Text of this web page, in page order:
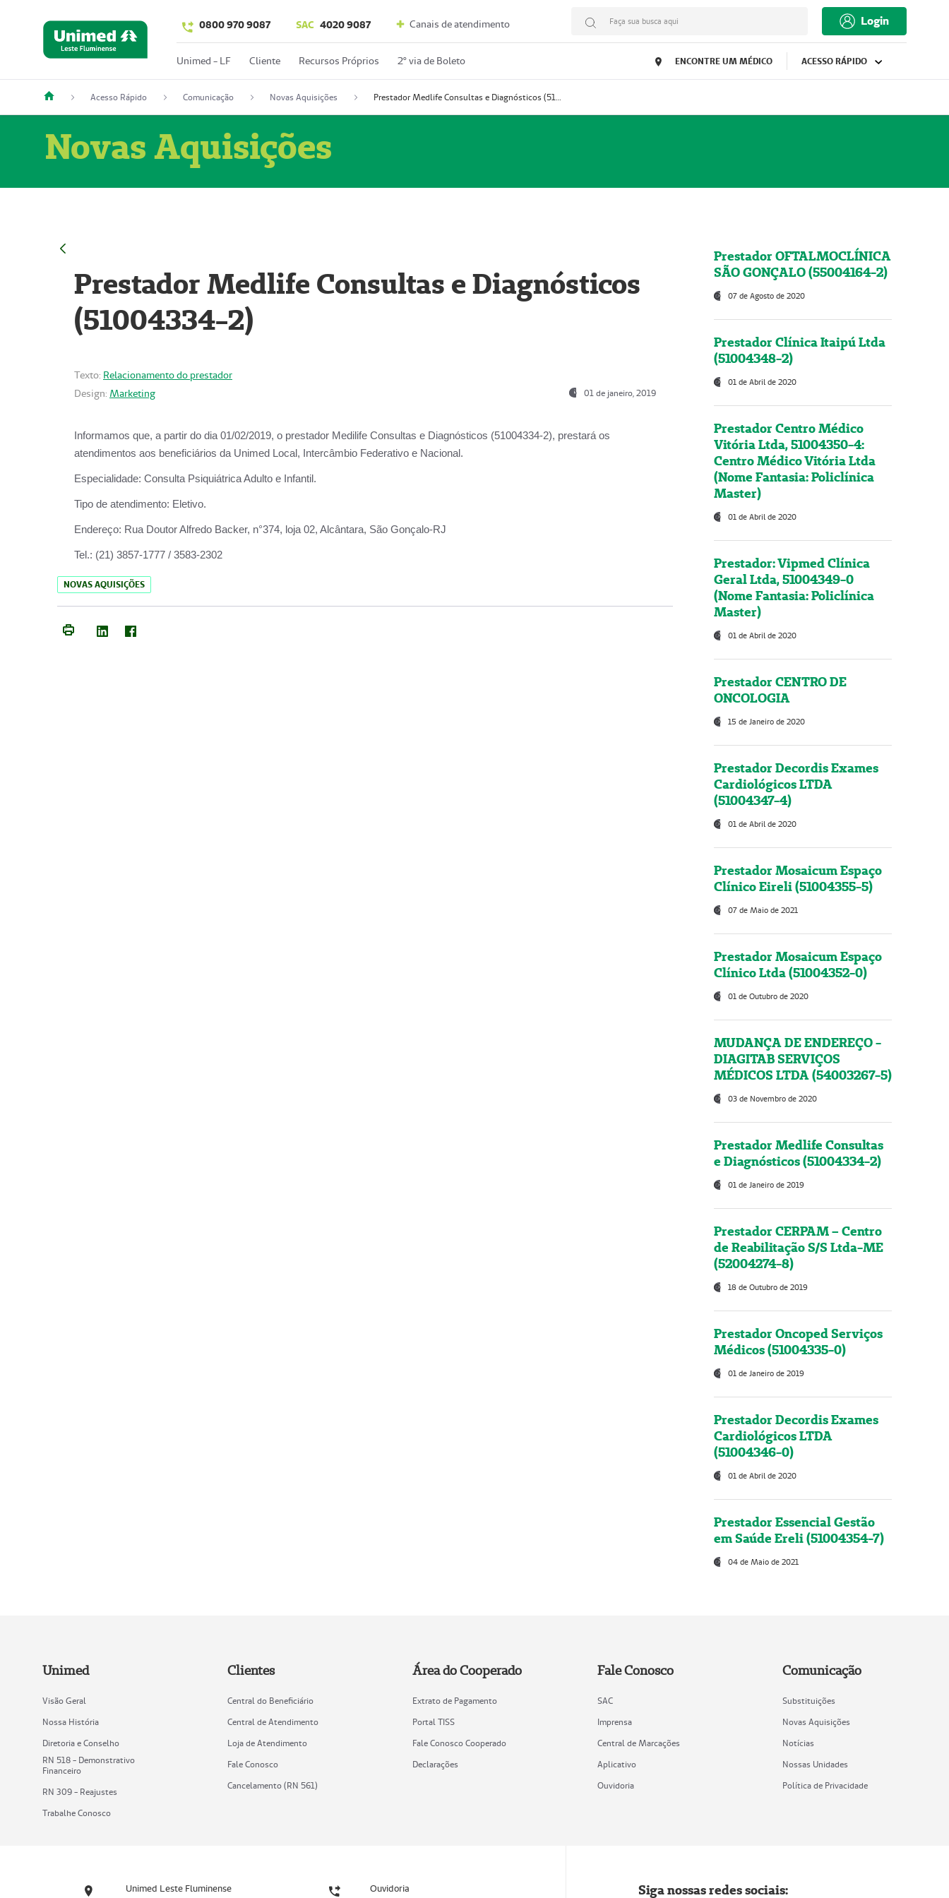
0800 970 9087 SAC 4020 9087 Canais de atendimento Faça sua busca aqui Login
Unimed - LF Cliente Recursos Próprios 2º via de Boleto ENCONTRE UM MÉDICO ACESSO RÁPIDO
Acesso Rápido Comunicação Novas Aquisições Prestador Medlife Consultas e Diagnósticos (51004334-2)
Novas Aquisições
Prestador Medlife Consultas e Diagnósticos
(51004334-2)
Texto: Relacionamento do prestador
Design: Marketing 01 de janeiro, 2019
Informamos que, a partir do dia 01/02/2019, o prestador Medilife Consultas e Diagnósticos (51004334-2), prestará os
atendimentos aos beneficiários da Unimed Local, Intercâmbio Federativo e Nacional.
Especialidade: Consulta Psiquiátrica Adulto e Infantil.
Tipo de atendimento: Eletivo.
Endereço: Rua Doutor Alfredo Backer, n°374, loja 02, Alcântara, São Gonçalo-RJ
Tel.: (21) 3857-1777 / 3583-2302
NOVAS AQUISIÇÕES
Prestador OFTALMOCLÍNICA
SÃO GONÇALO (55004164-2)
07 de Agosto de 2020
Prestador Clínica Itaipú Ltda
(51004348-2)
01 de Abril de 2020
Prestador Centro Médico
Vitória Ltda, 51004350-4:
Centro Médico Vitória Ltda
(Nome Fantasia: Policlínica
Master)
01 de Abril de 2020
Prestador: Vipmed Clínica
Geral Ltda, 51004349-0
(Nome Fantasia: Policlínica
Master)
01 de Abril de 2020
Prestador CENTRO DE
ONCOLOGIA
15 de Janeiro de 2020
Prestador Decordis Exames
Cardiológicos LTDA
(51004347-4)
01 de Abril de 2020
Prestador Mosaicum Espaço
Clínico Eireli (51004355-5)
07 de Maio de 2021
Prestador Mosaicum Espaço
Clínico Ltda (51004352-0)
01 de Outubro de 2020
MUDANÇA DE ENDEREÇO -
DIAGITAB SERVIÇOS
MÉDICOS LTDA (54003267-5)
03 de Novembro de 2020
Prestador Medlife Consultas
e Diagnósticos (51004334-2)
01 de Janeiro de 2019
Prestador CERPAM – Centro
de Reabilitação S/S Ltda-ME
(52004274-8)
18 de Outubro de 2019
Prestador Oncoped Serviços
Médicos (51004335-0)
01 de Janeiro de 2019
Prestador Decordis Exames
Cardiológicos LTDA
(51004346-0)
01 de Abril de 2020
Prestador Essencial Gestão
em Saúde Ereli (51004354-7)
04 de Maio de 2021
Unimed
Visão Geral
Nossa História
Diretoria e Conselho
RN 518 - Demonstrativo
Financeiro
RN 309 - Reajustes
Trabalhe Conosco
Clientes
Central do Beneficiário
Central de Atendimento
Loja de Atendimento
Fale Conosco
Cancelamento (RN 561)
Área do Cooperado
Extrato de Pagamento
Portal TISS
Fale Conosco Cooperado
Declarações
Fale Conosco
SAC
Imprensa
Central de Marcações
Aplicativo
Ouvidoria
Comunicação
Substituições
Novas Aquisições
Notícias
Nossas Unidades
Política de Privacidade
Unimed Leste Fluminense Ouvidoria Siga nossas redes sociais: